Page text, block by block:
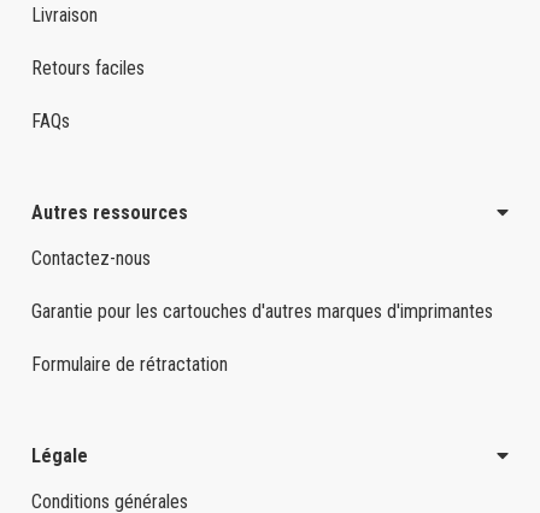
Livraison
Retours faciles
FAQs
Autres ressources
Contactez-nous
Garantie pour les cartouches d'autres marques d'imprimantes
Formulaire de rétractation
Légale
Conditions générales